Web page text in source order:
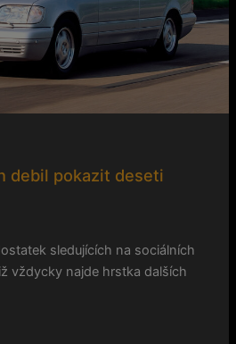
debil pokazit deseti
sledujících na sociálních
vždycky najde hrstka dalších